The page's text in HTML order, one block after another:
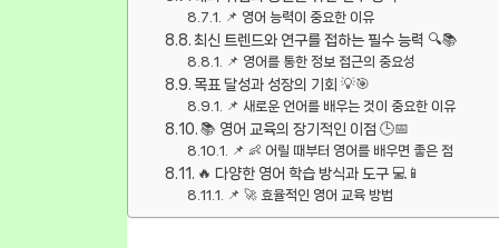
📌 영어 능력이 중요한 이유
최신 트렌드와 연구를 접하는 필수 능력 🔍📚
📌 영어를 통한 정보 접근의 중요성
목표 달성과 성장의 기회 💡🎯
📌 새로운 언어를 배우는 것이 중요한 이유
📚 영어 교육의 장기적인 이점 🕒📅
📌 👶 어릴 때부터 영어를 배우면 좋은 점
🔥 다양한 영어 학습 방식과 도구 💻📱
📌 🚀 효율적인 영어 교육 방법